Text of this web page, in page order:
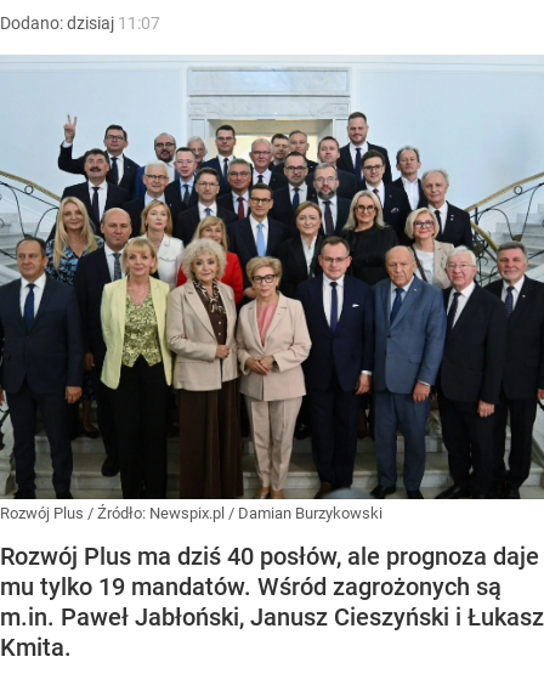
Dodano:dzisiaj 11:07
Rozwój Plus / Źródło: Newspix.pl / Damian Burzykowski
Rozwój Plus ma dziś 40 posłów, ale prognoza daje
mu tylko 19 mandatów. Wśród zagrożonych są
m.in. Paweł Jabłoński, Janusz Cieszyński i Łukasz
Kmita.